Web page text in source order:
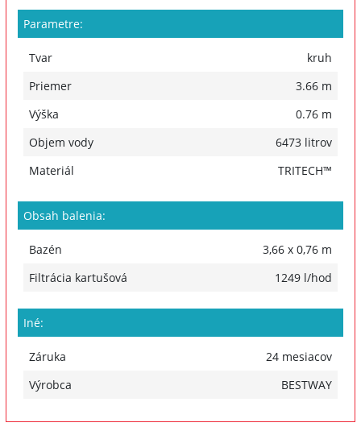
Parametre:
Tvar
kruh
Priemer
3.66 m
Výška
0.76 m
Objem vody
6473 litrov
Materiál
TRITECH™
Obsah balenia:
Bazén
3,66 x 0,76 m
Filtrácia kartušová
1249 l/hod
Iné:
Záruka
24 mesiacov
Výrobca
BESTWAY